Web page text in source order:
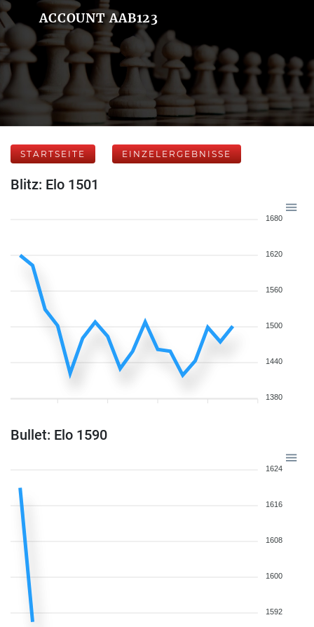
ACCOUNT AAB123
STARTSEITE EINZELERGEBNISSE
Blitz: Elo 1501
1680
1620
1560
1500
1440
1380
Bullet: Elo 1590
1624
1616
1608
1600
1592